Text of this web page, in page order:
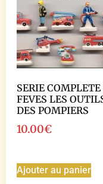
SERIE COMPLETE
FEVES LES
DES POMPIERS
10.00€
Ajouter au panier